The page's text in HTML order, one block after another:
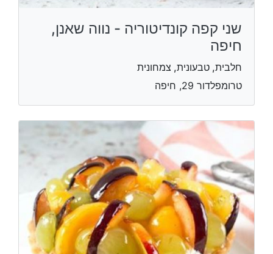
שני קפה קונדיטוריה - נווה שאנן,
חיפה
חלבית, טבעונית, צמחונית
טרומפלדור 29, חיפה